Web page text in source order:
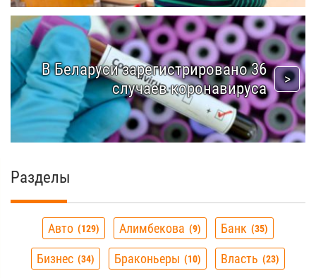
В Беларуси зарегистрировано 36
случаев коронавируса
Разделы
Авто 129 Алимбекова 9 Банк 35
Бизнес 34 Браконьеры 10 Власть 23